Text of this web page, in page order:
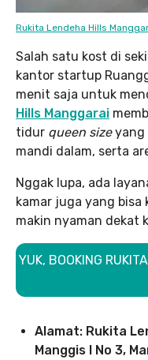
Rukita Lendeha Hills
Salah satu kost di
kantor startup
menit saja untuk
Hills Manggarai
tidur queen sizeyang
mandi dalam, serta
Nggak lupa, ada
kamar juga yang bisa
makin nyaman dekat
YUK, BOOKING
Alamat: Rukita
Manggis I No 3,